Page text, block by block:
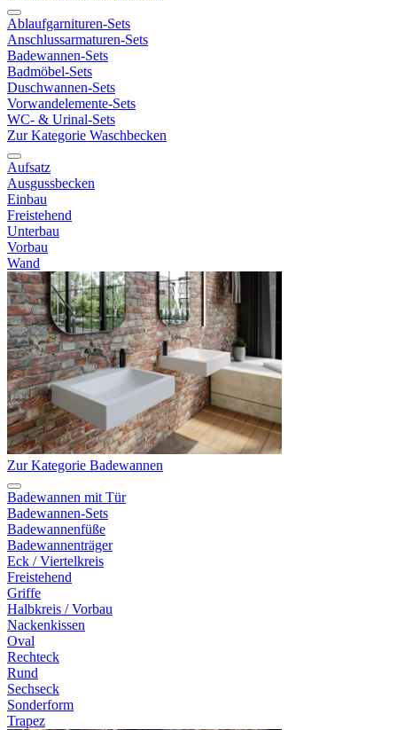
Ablaufgarnituren-Sets
Anschlussarmaturen-Sets
Badewannen-Sets
Badmöbel-Sets
Duschwannen-Sets
Vorwandelemente-Sets
WC- & Urinal-Sets
Zur Kategorie Waschbecken
Aufsatz
Ausgussbecken
Einbau
Freistehend
Unterbau
Vorbau
Wand
Zur Kategorie Badewannen
Badewannen mit Tür
Badewannen-Sets
Badewannenfüße
Badewannenträger
Eck / Viertelkreis
Freistehend
Griffe
Halbkreis / Vorbau
Nackenkissen
Oval
Rechteck
Rund
Sechseck
Sonderform
Trapez